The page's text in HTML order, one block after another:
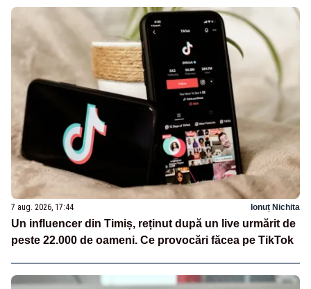
7 aug. 2026, 17:44 Ionuț Nichita
Un influencer din Timiș, reținut după un live urmărit de
peste 22.000 de oameni. Ce provocări făcea pe TikTok